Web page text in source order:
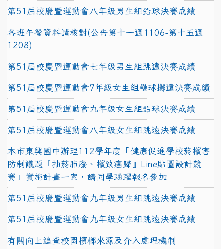
第51屆校慶暨運動會八年級男生組鉛球決賽成績
各班午餐資料請核對(公告第十一週1106-第十五週
1208)
第51屆校慶暨運動會七年級男生組跳遠決賽成績
第51屆校慶暨運動會7年級女生組壘球擲遠決賽成績
第51屆校慶暨運動會九年級女生組鉛球決賽成績
第51屆校慶暨運動會八年級女生組跳遠決賽成績
本市東興國中辦理112學年度「健康促進學校菸檳害
防制議題『抽菸肺廢、檳致癌歸』Line貼圖設計競
賽」實施計畫一案，請同學踴躍報名參加
第51屆校慶暨運動會九年級男生組跳遠決賽成績
第51屆校慶暨運動會九年級女生組跳遠決賽成績
有關向上追查校園檳榔來源及介入處理機制